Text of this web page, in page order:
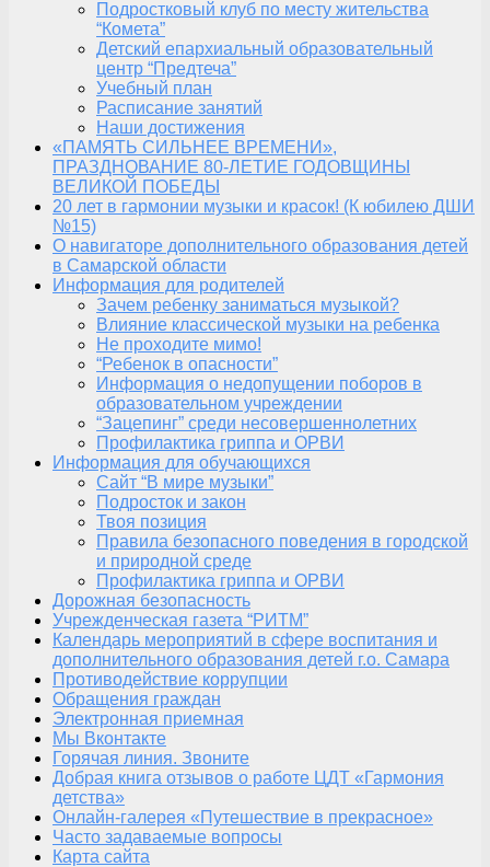
Подростковый клуб по месту жительства
“Комета”
Детский епархиальный образовательный
центр “Предтеча”
Учебный план
Расписание занятий
Наши достижения
«ПАМЯТЬ СИЛЬНЕЕ ВРЕМЕНИ»,
ПРАЗДНОВАНИЕ 80-ЛЕТИЕ ГОДОВЩИНЫ
ВЕЛИКОЙ ПОБЕДЫ
20 лет в гармонии музыки и красок! (К юбилею ДШИ
№15)
О навигаторе дополнительного образования детей
в Самарской области
Информация для родителей
Зачем ребенку заниматься музыкой?
Влияние классической музыки на ребенка
Не проходите мимо!
“Ребенок в опасности”
Информация о недопущении поборов в
образовательном учреждении
“Зацепинг” среди несовершеннолетних
Профилактика гриппа и ОРВИ
Информация для обучающихся
Сайт “В мире музыки”
Подросток и закон
Твоя позиция
Правила безопасного поведения в городской
и природной среде
Профилактика гриппа и ОРВИ
Дорожная безопасность
Учрежденческая газета “РИТМ”
Календарь мероприятий в сфере воспитания и
дополнительного образования детей г.о. Самара
Противодействие коррупции
Обращения граждан
Электронная приемная
Мы Вконтакте
Горячая линия. Звоните
Добрая книга отзывов о работе ЦДТ «Гармония
детства»
Онлайн-галерея «Путешествие в прекрасное»
Часто задаваемые вопросы
Карта сайта